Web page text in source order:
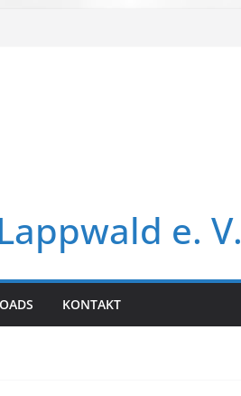
e. V.
KONTAKT